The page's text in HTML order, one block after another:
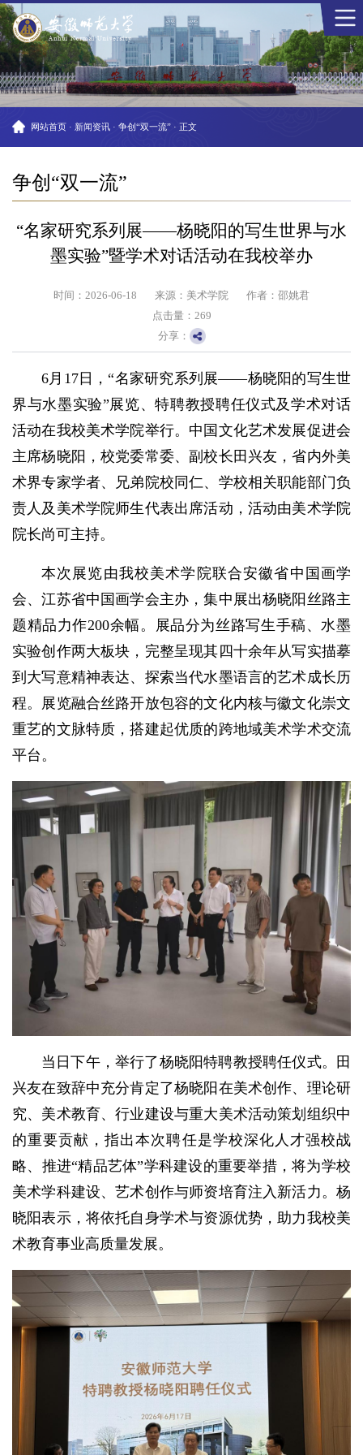
网站首页 · 新闻资讯 · 争创“双一流” · 正文
争创“双一流”
“名家研究系列展——杨晓阳的写生世界与水
墨实验”暨学术对话活动在我校举办
时间：2026-06-18 来源：美术学院
作者：邵姚君
点击量： 269
分享：
6月17日，“名家研究系列展——杨晓阳的写生世
界与水墨实验”展览、特聘教授聘任仪式及学术对话
活动在我校美术学院举行。中国文化艺术发展促进会
主席杨晓阳，校党委常委、副校长田兴友，省内外美
术界专家学者、兄弟院校同仁、学校相关职能部门负
责人及美术学院师生代表出席活动，活动由美术学院
院长尚可主持。
本次展览由我校美术学院联合安徽省中国画学
会、江苏省中国画学会主办，集中展出杨晓阳丝路主
题精品力作200余幅。展品分为丝路写生手稿、水墨
实验创作两大板块，完整呈现其四十余年从写实描摹
到大写意精神表达、探索当代水墨语言的艺术成长历
程。展览融合丝路开放包容的文化内核与徽文化崇文
重艺的文脉特质，搭建起优质的跨地域美术学术交流
平台。
当日下午，举行了杨晓阳特聘教授聘任仪式。田
兴友在致辞中充分肯定了杨晓阳在美术创作、理论研
究、美术教育、行业建设与重大美术活动策划组织中
的重要贡献，指出本次聘任是学校深化人才强校战
略、推进“精品艺体”学科建设的重要举措，将为学校
美术学科建设、艺术创作与师资培育注入新活力。杨
晓阳表示，将依托自身学术与资源优势，助力我校美
术教育事业高质量发展。